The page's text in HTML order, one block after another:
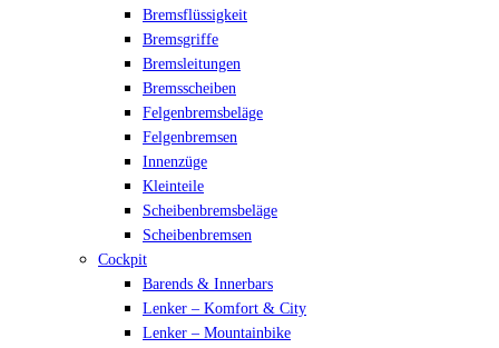
Bremsflüssigkeit
Bremsgriffe
Bremsleitungen
Bremsscheiben
Felgenbremsbeläge
Felgenbremsen
Innenzüge
Kleinteile
Scheibenbremsbeläge
Scheibenbremsen
Cockpit
Barends & Innerbars
Lenker – Komfort & City
Lenker – Mountainbike